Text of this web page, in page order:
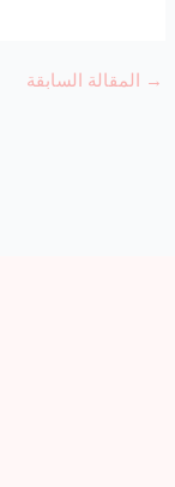
→ المقالة السابقة